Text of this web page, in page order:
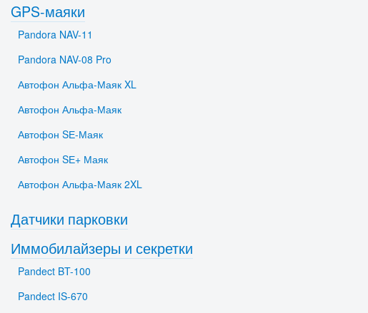
GPS-маяки
Pandora NAV-11
Pandora NAV-08 Pro
Автофон Альфа-Маяк XL
Автофон Альфа-Маяк
Автофон SЕ-Маяк
Автофон SЕ+ Маяк
Автофон Альфа-Маяк 2XL
Датчики парковки
Иммобилайзеры и секретки
Pandect BT-100
Pandect IS-670